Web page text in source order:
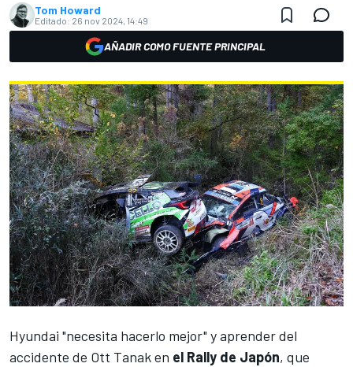
Tom Howard
Editado: 26 nov 2024, 14:49
AÑADIR COMO FUENTE PRINCIPAL
Hyundai "necesita hacerlo mejor" y aprender del
accidente de Ott Tanaken el Rally de Japón, que